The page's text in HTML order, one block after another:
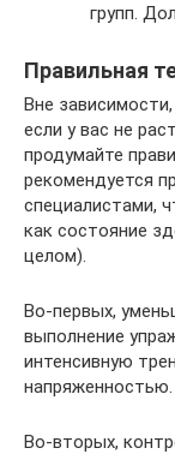
групп.
Правильная
Вне
если у вас не
продумайте
рекомендуется
специалистами,
как состояние
целом).
Во-первых,
выполнение
интенсивную
напряженностью.
Во-вторых,